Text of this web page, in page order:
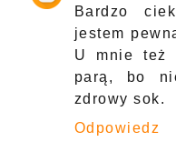
Bardzo
jestem
U mnie też
parą, bo
zdrowy sok.
Odpowiedz